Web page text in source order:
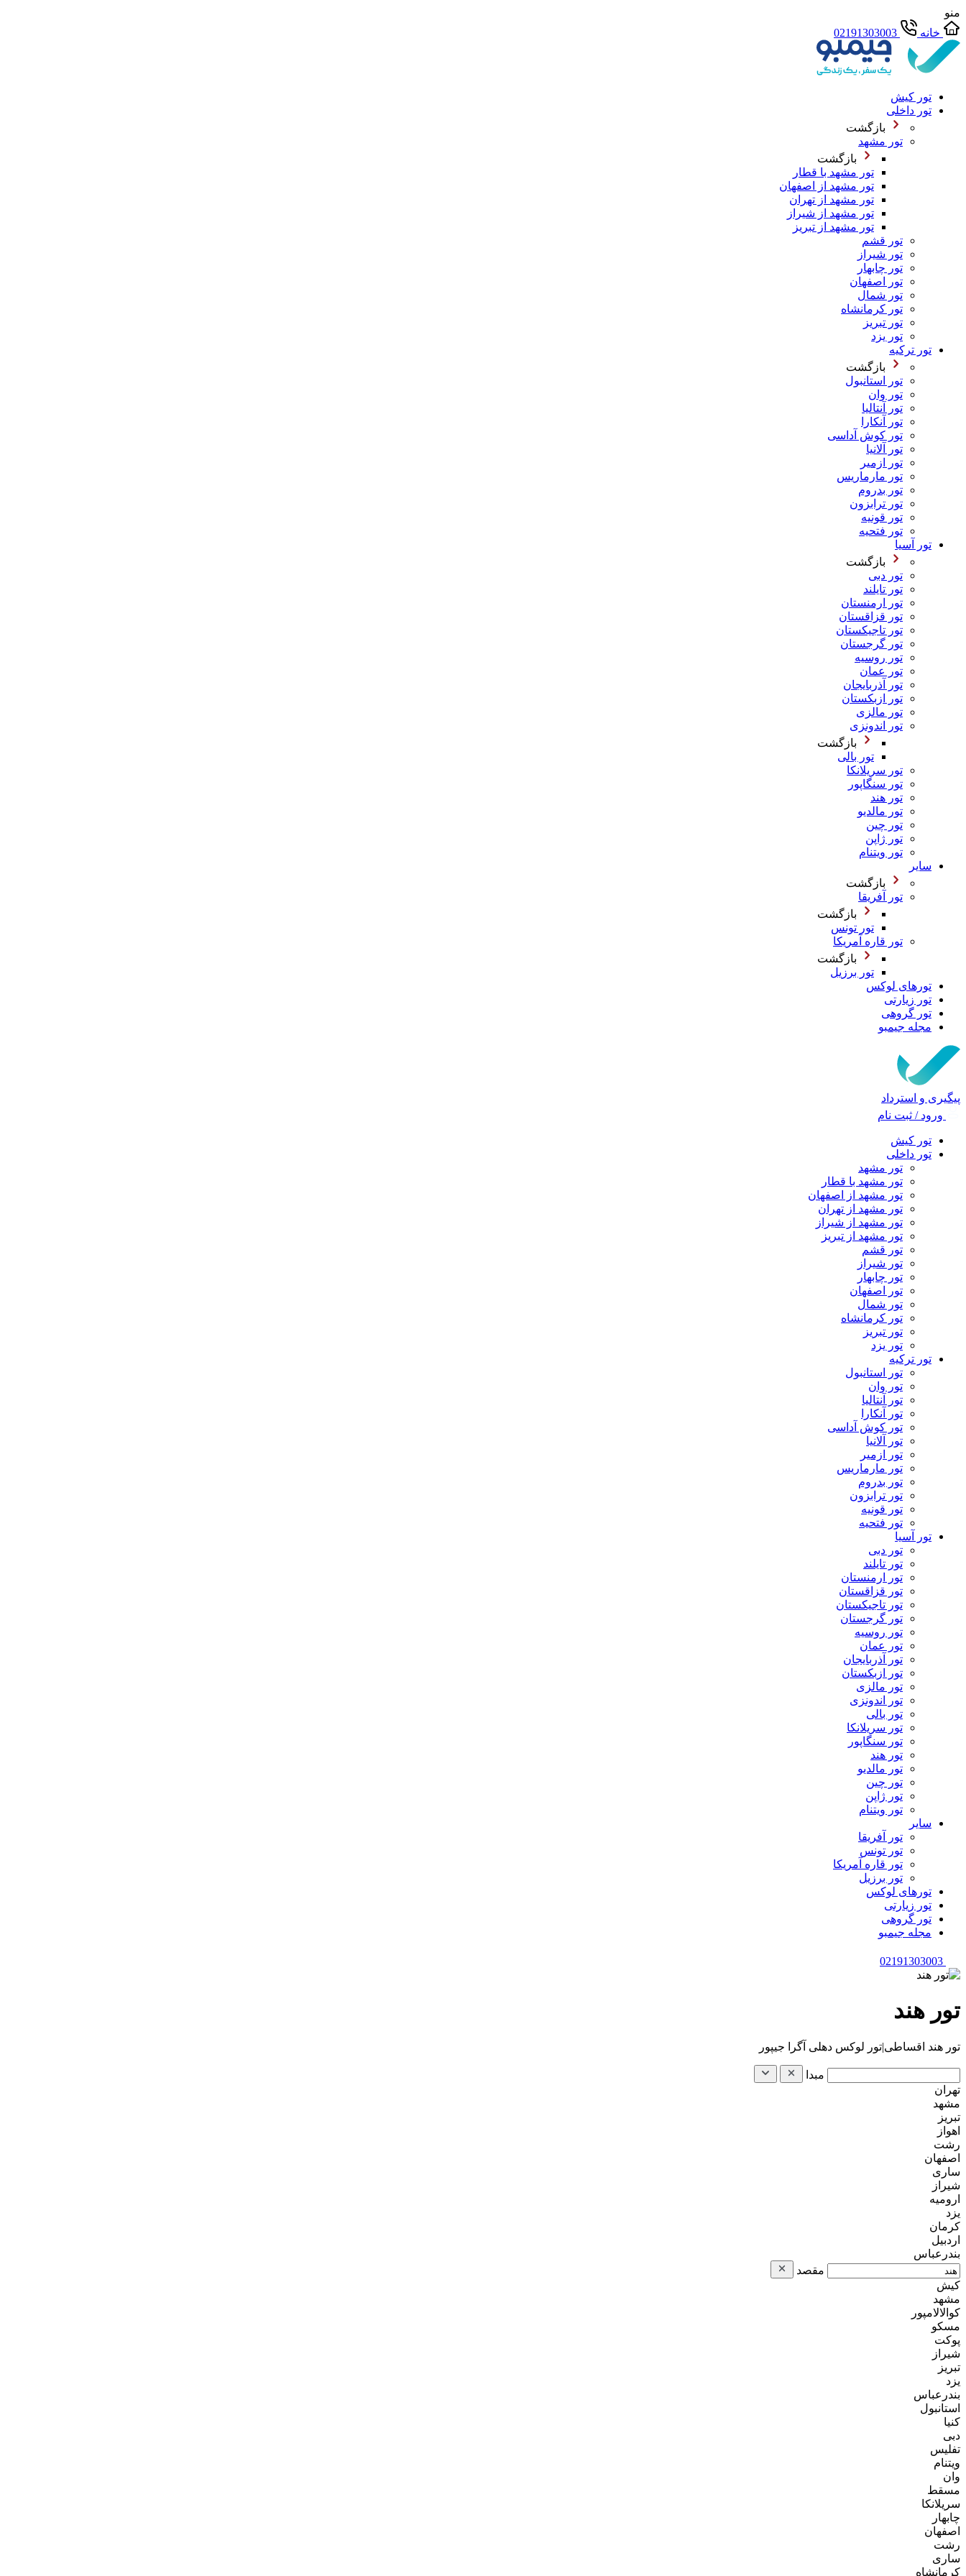
منو
خانه
02191303003
تور کیش
تور داخلی
بازگشت
تور مشهد
بازگشت
تور مشهد با قطار
تور مشهد از اصفهان
تور مشهد از تهران
تور مشهد از شیراز
تور مشهد از تبریز
تور قشم
تور شیراز
تور چابهار
تور اصفهان
تور شمال
تور کرمانشاه
تور تبریز
تور یزد
تور ترکیه
بازگشت
تور استانبول
تور وان
تور آنتالیا
تور آنکارا
تور کوش آداسی
تور آلانیا
تور ازمیر
تور مارماریس
تور بدروم
تور ترابزون
تور قونیه
تور فتحیه
تور آسیا
بازگشت
تور دبی
تور تایلند
تور ارمنستان
تور قزاقستان
تور تاجیکستان
تور گرجستان
تور روسیه
تور عمان
تور آذربایجان
تور ازبکستان
تور مالزی
تور اندونزی
بازگشت
تور بالی
تور سریلانکا
تور سنگاپور
تور هند
تور مالدیو
تور چین
تور ژاپن
تور ویتنام
سایر
بازگشت
تور آفریقا
بازگشت
تور تونس
تور قاره آمریکا
بازگشت
تور برزیل
تورهای لوکس
تور زیارتی
تور گروهی
مجله جیمبو
پیگیری و استرداد
ورود / ثبت نام
تور کیش
تور داخلی
تور مشهد
تور مشهد با قطار
تور مشهد از اصفهان
تور مشهد از تهران
تور مشهد از شیراز
تور مشهد از تبریز
تور قشم
تور شیراز
تور چابهار
تور اصفهان
تور شمال
تور کرمانشاه
تور تبریز
تور یزد
تور ترکیه
تور استانبول
تور وان
تور آنتالیا
تور آنکارا
تور کوش آداسی
تور آلانیا
تور ازمیر
تور مارماریس
تور بدروم
تور ترابزون
تور قونیه
تور فتحیه
تور آسیا
تور دبی
تور تایلند
تور ارمنستان
تور قزاقستان
تور تاجیکستان
تور گرجستان
تور روسیه
تور عمان
تور آذربایجان
تور ازبکستان
تور مالزی
تور اندونزی
تور بالی
تور سریلانکا
تور سنگاپور
تور هند
تور مالدیو
تور چین
تور ژاپن
تور ویتنام
سایر
تور آفریقا
تور تونس
تور قاره آمریکا
تور برزیل
تورهای لوکس
تور زیارتی
تور گروهی
مجله جیمبو
02191303003
تور هند
تور هند اقساطی|تور لوکس دهلی آگرا جیپور
مبدا
تهران
مشهد
تبریز
اهواز
رشت
اصفهان
ساری
شیراز
ارومیه
یزد
کرمان
اردبیل
بندرعباس
مقصد
کیش
مشهد
کوالالامپور
مسکو
پوکت
شیراز
تبریز
یزد
بندرعباس
استانبول
کنیا
دبی
تفلیس
ویتنام
وان
مسقط
سریلانکا
چابهار
اصفهان
رشت
ساری
کرمانشاه